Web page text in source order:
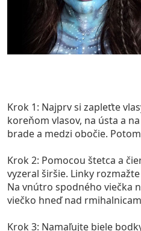
Krok 1: Najprv si zapleťte
koreňom vlasov, na ústa a
brade a medzi obočie.
Krok 2: Pomocou štetca a
vyzeral širšie. Linky
Na vnútro spodného viečka
viečko hneď nad
Krok 3: Namaľujte biele